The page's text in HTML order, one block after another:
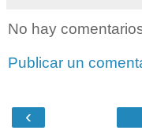
No hay
Publicar un
‹